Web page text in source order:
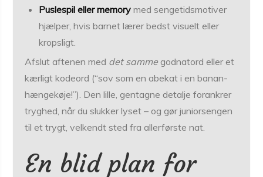
Puslespil eller memory med sengetidsmotiver
hjælper, hvis barnet lærer bedst visuelt eller
kropsligt.
Afslut aftenen med det sammegodnatord eller et
kærligt kodeord (“sov som en abekat i en banan­
hænge­køje!”). Den lille, gentagne detalje forankrer
tryghed, når du slukker lyset – og gør juniorsengen
til et trygt, velkendt sted fra allerførste nat.
En blid plan for